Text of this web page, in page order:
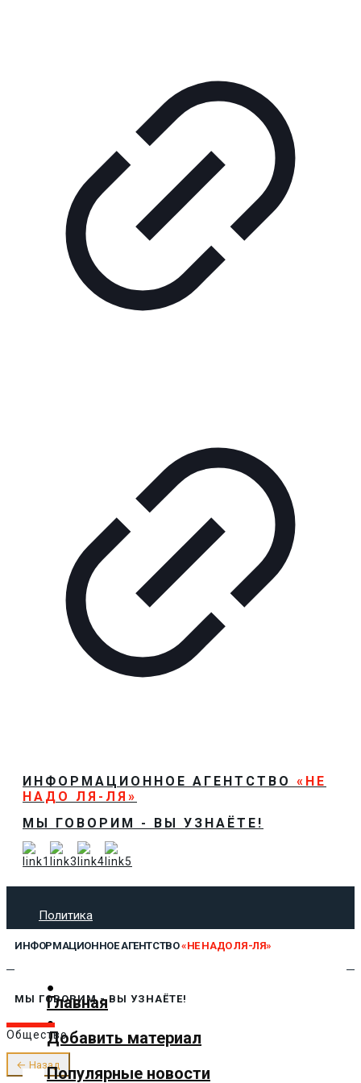
ИНФОРМАЦИОННОЕ АГЕНТСТВО «НЕ
НАДО ЛЯ-ЛЯ»
МЫ ГОВОРИМ - ВЫ УЗНАЁТЕ!
Политика
Технологии
Предложить новость
О нас
ИНФОРМАЦИОННОЕ АГЕНТСТВО«НЕ НАДО ЛЯ-ЛЯ»
Главная
Добавить материал
Популярные новости
МЫ ГОВОРИМ - ВЫ УЗНАЁТЕ!
Общество
← Назад